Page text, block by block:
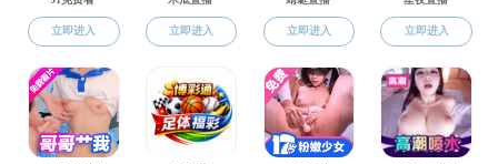
语言教学
专业教学
实验教学